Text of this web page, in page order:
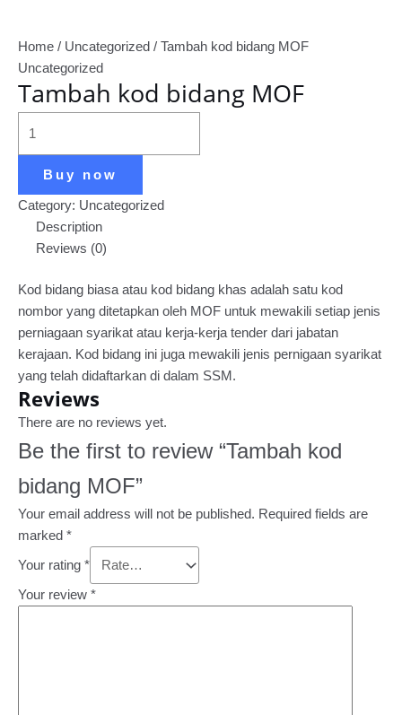
Home / Uncategorized / Tambah kod bidang MOF
Uncategorized
Tambah kod bidang MOF
Buy now
Category: Uncategorized
Description
Reviews (0)
Kod bidang biasa atau kod bidang khas adalah satu kod
nombor yang ditetapkan oleh MOF untuk mewakili setiap jenis
perniagaan syarikat atau kerja-kerja tender dari jabatan
kerajaan. Kod bidang ini juga mewakili jenis pernigaan syarikat
yang telah didaftarkan di dalam SSM.
Reviews
There are no reviews yet.
Be the first to review “Tambah kod
bidang MOF”
Your email address will not be published. Required fields are
marked *
Your rating *
Your review *